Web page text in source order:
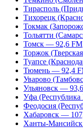
Тирасполь
Тихорецк
Токмак
Тольятти
Томск — 92,6 FM
Торжок
Туапсе
Тюмень — 92,4
Уварово
Ульяновск —
Уфа
Феодосия
Хабаровск —
Ханты-